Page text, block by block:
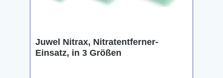
Juwel Nitrax, Nitratentferner-
Einsatz, in 3 Größen